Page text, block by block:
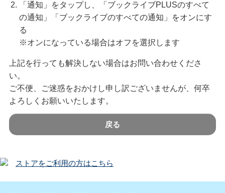
「通知」をタップし、「ブックライブPLUSのすべて
の通知」「ブックライブのすべての通知」をオンにす
る
※オンになっている場合はオフを選択します
上記を行っても解決しない場合はお問い合わせくださ
い。
ご不便、ご迷惑をおかけし申し訳ございませんが、何卒
よろしくお願いいたします。
戻る
ストアをご利用の方はこちら